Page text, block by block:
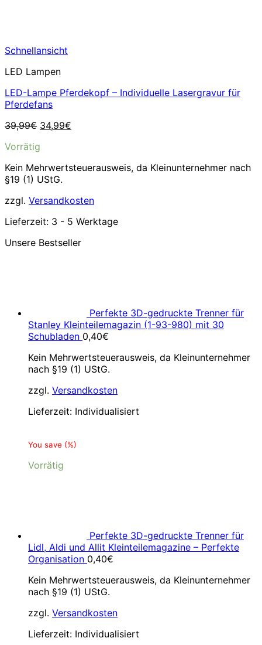
Schnellansicht
LED Lampen
LED-Lampe Pferdekopf – Individuelle Lasergravur für
Pferdefans
39,99€ Ursprünglicher
war:
34,99€
Vorrätig
Kein Mehrwertsteuerausweis, da Kleinunternehmer nach
§19 (1) UStG.
zzgl. Versandkosten
Lieferzeit: 3 - 5 Werktage
Unsere Bestseller
Perfekte 3D-gedruckte Trenner für
Stanley Kleinteilemagazin (1-93-980) mit 30
Schubladen 0,40€
Kein Mehrwertsteuerausweis, da Kleinunternehmer
nach §19 (1) UStG.
zzgl. Versandkosten
Lieferzeit: Individualisiert
You save (%)
Vorrätig
Perfekte 3D-gedruckte Trenner für
Lidl, Aldi und Allit Kleinteilemagazine – Perfekte
Organisation 0,40€
Kein Mehrwertsteuerausweis, da Kleinunternehmer
nach §19 (1) UStG.
zzgl. Versandkosten
Lieferzeit: Individualisiert